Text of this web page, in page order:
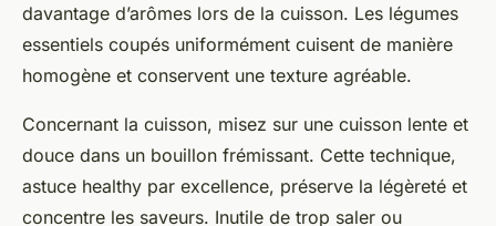
davantage d’arômes lors de la cuisson. Les légumes
essentiels coupés uniformément cuisent de manière
homogène et conservent une texture agréable.
Concernant la cuisson, misez sur une cuisson lente et
douce dans un bouillon frémissant. Cette technique,
astuce healthy par excellence, préserve la légèreté et
concentre les saveurs. Inutile de trop saler ou